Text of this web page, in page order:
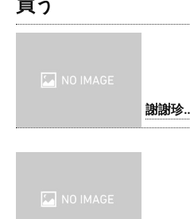
謝謝珍
珠 | シ